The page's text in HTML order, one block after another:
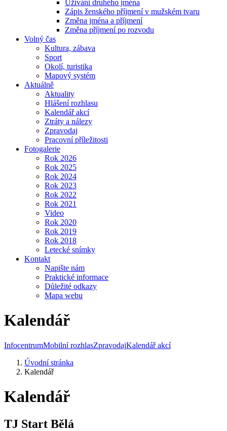
Užívání druhého jména
Zápis ženského příjmení v mužském tvaru
Změna jména a příjmení
Změna příjmení po rozvodu
Volný čas
Kultura, zábava
Sport
Okolí, turistika
Mapový systém
Aktuálně
Aktuality
Hlášení rozhlasu
Kalendář akcí
Ztráty a nálezy
Zpravodaj
Pracovní příležitosti
Fotogalerie
Rok 2026
Rok 2025
Rok 2024
Rok 2023
Rok 2022
Rok 2021
Video
Rok 2020
Rok 2019
Rok 2018
Letecké snímky
Kontakt
Napište nám
Praktické informace
Důležité odkazy
Mapa webu
Kalendář
InfocentrumMobilní rozhlasZpravodajKalendář akcí
Úvodní stránka
Kalendář
Kalendář
TJ Start Bělá